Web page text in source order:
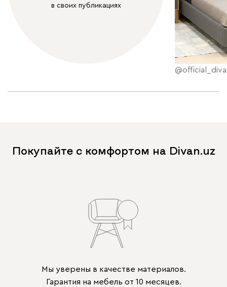
в своих публикациях
Покупайте с комфортом на Divan.uz
Мы уверены в качестве материалов.
Гарантия на мебель от 10 месяцев.